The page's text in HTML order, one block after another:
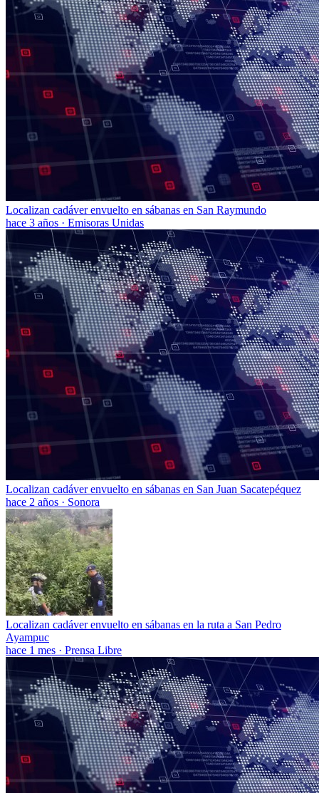
Localizan cadáver envuelto en sábanas en San Raymundo
hace 3 años · Emisoras Unidas
Localizan cadáver envuelto en sábanas en San Juan Sacatepéquez
hace 2 años · Sonora
Localizan cadáver envuelto en sábanas en la ruta a San Pedro
Ayampuc
hace 1 mes · Prensa Libre